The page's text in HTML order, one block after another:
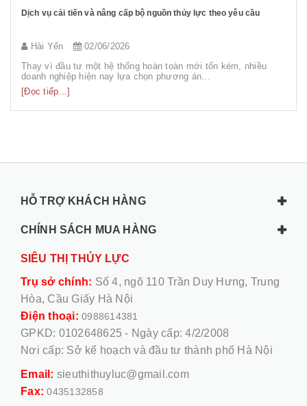
Dịch vụ cải tiến và nâng cấp bộ nguồn thủy lực theo yêu cầu
Hải Yến
02/06/2026
Thay vì đầu tư một hệ thống hoàn toàn mới tốn kém, nhiều
doanh nghiệp hiện nay lựa chọn phương án...
[Đọc tiếp...]
HỖ TRỢ KHÁCH HÀNG
CHÍNH SÁCH MUA HÀNG
SIÊU THỊ THỦY LỰC
Trụ sở chính: Số 4, ngõ 110 Trần Duy Hưng, Trung
Hòa, Cầu Giấy Hà Nội
Điện thoại: 0988614381
GPKD: 0102648625 - Ngày cấp: 4/2/2008
Nơi cấp: Sở kế hoạch và đầu tư thành phố Hà Nội
Email: sieuthithuyluc@gmail.com
Fax:0435132858